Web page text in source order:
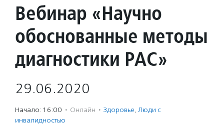
Вебинар «Научно
обоснованные методы
диагностики РАС»
29.06.2020
Начало: 16:00 · Онлайн · Здоровье, Люди с
инвалидностью